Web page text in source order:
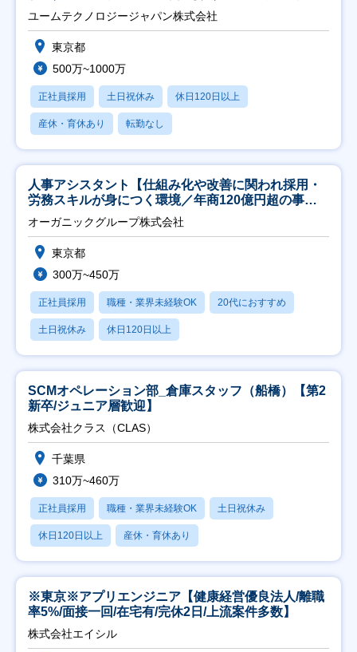
ユームテクノロジージャパン株式会社
東京都
500万~1000万
正社員採用 土日祝休み 休日120日以上
産休・育休あり 転勤なし
人事アシスタント【仕組み化や改善に関われ採用・
労務スキルが身につく環境／年商120億円超の事業
会社】
オーガニックグループ株式会社
東京都
300万~450万
正社員採用 職種・業界未経験OK 20代におすすめ
土日祝休み 休日120日以上
SCMオペレーション部_倉庫スタッフ（船橋）【第2
新卒/ジュニア層歓迎】
株式会社クラス（CLAS）
千葉県
310万~460万
正社員採用 職種・業界未経験OK 土日祝休み
休日120日以上 産休・育休あり
※東京※アプリエンジニア【健康経営優良法人/離職
率5%/面接一回/在宅有/完休2日/上流案件多数】
株式会社エイシル